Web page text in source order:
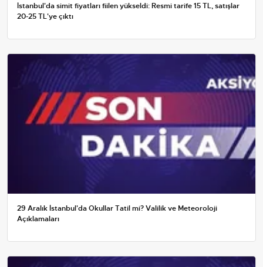
İstanbul'da simit fiyatları fiilen yükseldi: Resmi tarife 15 TL, satışlar
20-25 TL'ye çıktı
29 Aralık İstanbul'da Okullar Tatil mi? Valilik ve Meteoroloji
Açıklamaları